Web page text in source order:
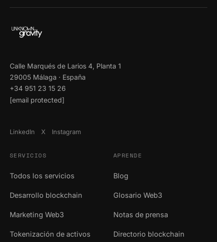
Calle Marqués de Larios 4, Planta 1
29005 Málaga · España
+34 951 23 15 26
[email protected]
LinkedIn X Instagram
SERVICIOS
Todos los servicios
Desarrollo blockchain
Marketing Web3
Tokenización de activos
APRENDE
Blog
Glosario Web3
Notas de prensa
Directorio blockchain